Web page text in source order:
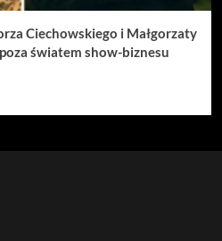
Ciechowskiego i Małgorzaty
światem show-biznesu